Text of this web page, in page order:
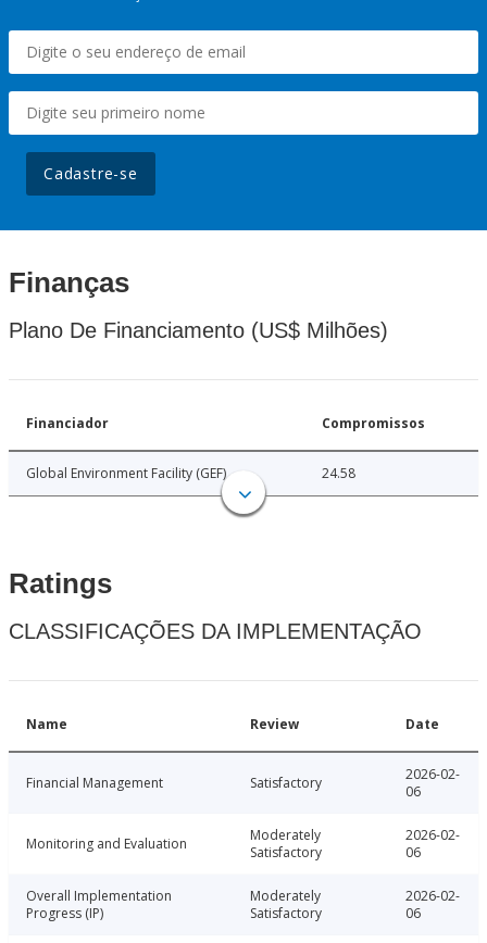
Cadastre-se
Finanças
Plano De Financiamento (US$ Milhões)
Financiador Compromissos
Global Environment Facility (GEF) 24.58
Ratings
CLASSIFICAÇÕES DA IMPLEMENTAÇÃO
Name Review Date
Financial Management Satisfactory
2026-02-
06
Monitoring and Evaluation
Moderately
Satisfactory
2026-02-
06
Overall Implementation
Progress (IP)
Moderately
Satisfactory
2026-02-
06